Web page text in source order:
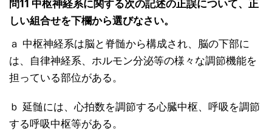
問11 中枢神経系に関する次の記述の正誤について、正
しい組合せを下欄から選びなさい。
ａ 中枢神経系は脳と脊髄から構成され、脳の下部に
は、自律神経系、ホルモン分泌等の様々な調節機能を
担っている部位がある。
ｂ 延髄には、心拍数を調節する心臓中枢、呼吸を調節
する呼吸中枢等がある。